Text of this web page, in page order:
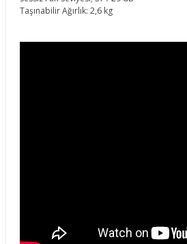
Taşınabilir Ağırlık: 2,6 kg